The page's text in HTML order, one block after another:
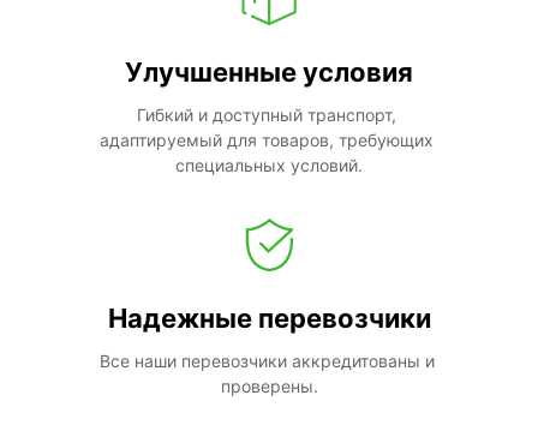
Улучшенные условия
Гибкий и доступный транспорт,
адаптируемый для товаров, требующих
специальных условий.
Надежные перевозчики
Все наши перевозчики аккредитованы и
проверены.